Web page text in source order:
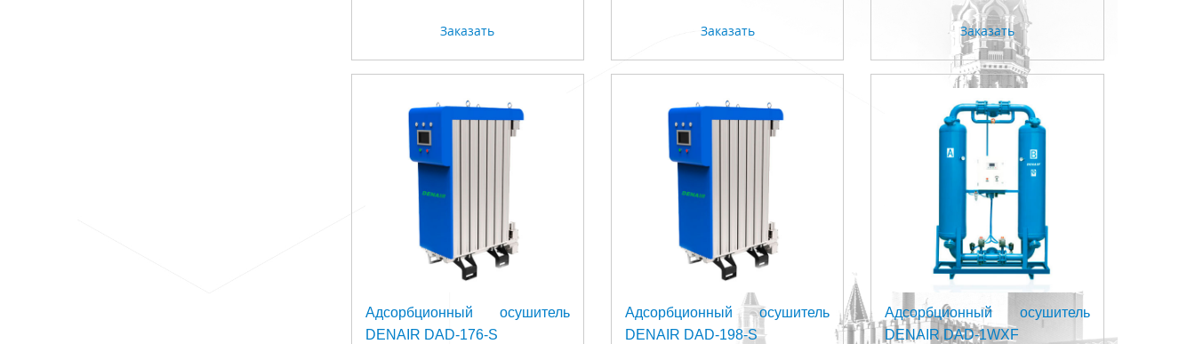
Заказать Заказать Заказать
Адсорбционный осушитель
DENAIR DAD-176-S
Адсорбционный осушитель
DENAIR DAD-198-S
Адсорбционный осушитель
DENAIR DAD-1WXF